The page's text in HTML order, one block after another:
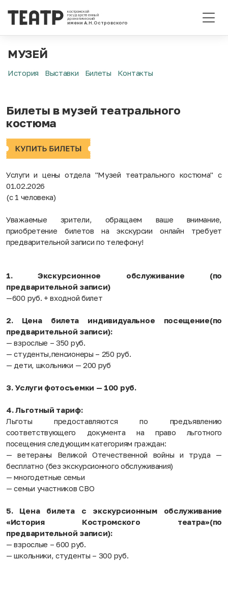
костромской
государственный
драматический
имени А.Н.Островского
МУЗЕЙ
История Выставки Билеты Контакты
Билеты в музей театрального
костюма
Услуги и цены отдела "Музей театрального костюма" с
01.02.2026
(с 1 человека)
Уважаемые зрители, обращаем ваше внимание,
приобретение билетов на экскурсии онлайн требует
предварительной записи по телефону!
1. Экскурсионное обслуживание (по
предварительной записи)
—600 руб. + входной билет
2. Цена билета индивидуальное посещение(по
предварительной записи):
— взрослые – 350 руб.
— студенты,пенсионеры – 250 руб.
— дети, школьники — 200 руб
3. Услуги фотосъемки — 100 руб.
4. Льготный тариф:
Льготы предоставляются по предъявлению
соответствующего документа на право льготного
посещения следующим категориям граждан:
— ветераны Великой Отечественной войны и труда —
бесплатно (без экскурсионного обслуживания)
— многодетные семьи
— семьи участников СВО
5. Цена билета с экскурсионным обслуживание
«История Костромского театра»(по
предварительной записи):
— взрослые – 600 руб.
— школьники, студенты – 300 руб.